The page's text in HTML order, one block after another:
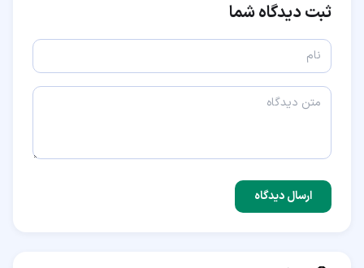
ثبت دیدگاه شما
ارسال دیدگاه